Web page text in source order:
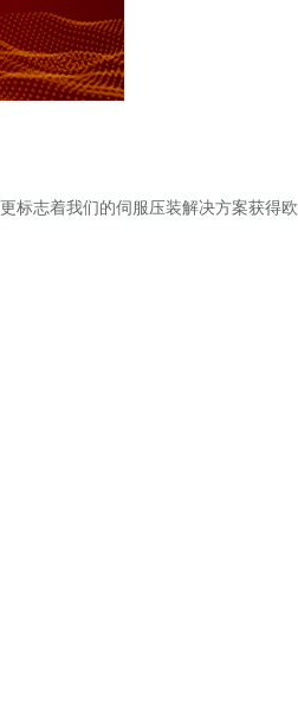
标志着我们的伺服压装解决方案获得欧